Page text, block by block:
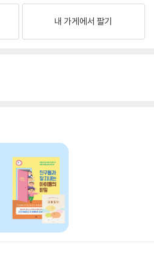
내 가게에서 팔기